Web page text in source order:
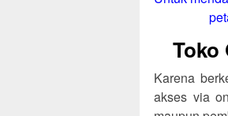
Toko
Karena
akses via